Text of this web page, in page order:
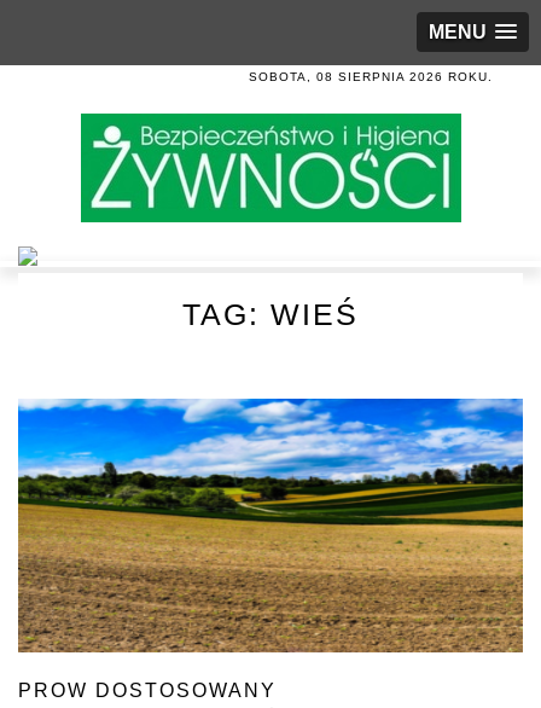
MENU
SOBOTA, 08 SIERPNIA 2026 ROKU.
TAG: WIEŚ
PROW DOSTOSOWANY